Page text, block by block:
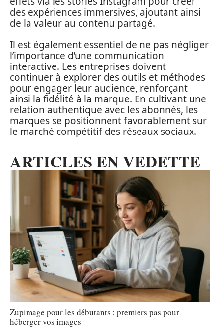
des expériences immersives, ajoutant ainsi
de la valeur au contenu partagé.
Il est également essentiel de ne pas négliger
l’importance d’une communication
interactive. Les entreprises doivent
continuer à explorer des outils et méthodes
pour engager leur audience, renforçant
ainsi la fidélité à la marque. En cultivant une
relation authentique avec les abonnés, les
marques se positionnent favorablement sur
le marché compétitif des réseaux sociaux.
ARTICLES EN VEDETTE
Zupimage pour les débutants : premiers pas pour
héberger vos images